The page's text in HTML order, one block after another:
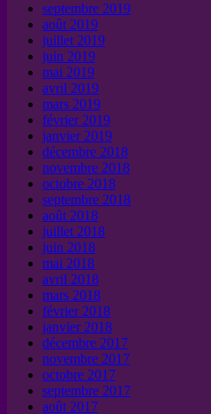
septembre 2019
août 2019
juillet 2019
juin 2019
mai 2019
avril 2019
mars 2019
février 2019
janvier 2019
décembre 2018
novembre 2018
octobre 2018
septembre 2018
août 2018
juillet 2018
juin 2018
mai 2018
avril 2018
mars 2018
février 2018
janvier 2018
décembre 2017
novembre 2017
octobre 2017
septembre 2017
août 2017